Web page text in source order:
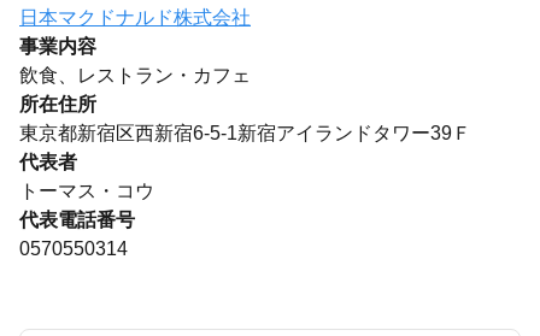
日本マクドナルド株式会社
事業内容
飲食、レストラン・カフェ
所在住所
東京都新宿区西新宿6-5-1新宿アイランドタワー39Ｆ
代表者
トーマス・コウ
代表電話番号
0570550314